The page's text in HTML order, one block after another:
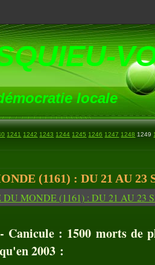
locale
1241 1242 1243 1244 1245 1246 1247 1248 1249
(1161) : DU 21 AU 23
Canicule : 1500 morts de
2003 :